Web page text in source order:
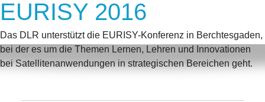
EURISY 2016
Das DLR unterstützt die EURISY-Konferenz in Berchtesgaden,
bei der es um die Themen Lernen, Lehren und Innovationen
bei Satellitenanwendungen in strategischen Bereichen geht.